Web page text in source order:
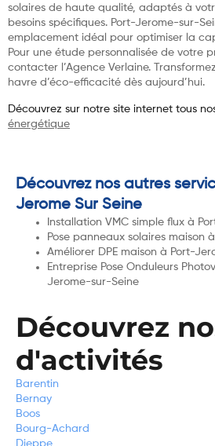
solaires de haute qualité, adaptés à
besoins spécifiques. Port-Jerome-sur-
emplacement idéal pour optimiser la
Pour une étude personnalisée de votre
contacter l’Agence Verlaine.
havre d’éco-efficacité dès aujourd’hui.
Découvrez sur notre site internet tous
énergétique
Découvrez nos autres
Jerome Sur Seine
Installation VMC simple flux à
Pose panneaux solaires maison
Améliorer DPE maison à Port-
Entreprise Pose Onduleurs
Jerome-sur-Seine
Découvrez
d'activités
Barentin
Bernay
Boos
Bourg-Achard
Dieppe